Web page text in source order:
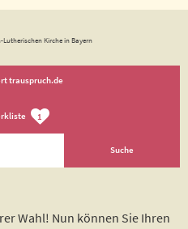
Kirche in Bayern
trauspruch.de
1
Wahl! Nun können Sie Ihren